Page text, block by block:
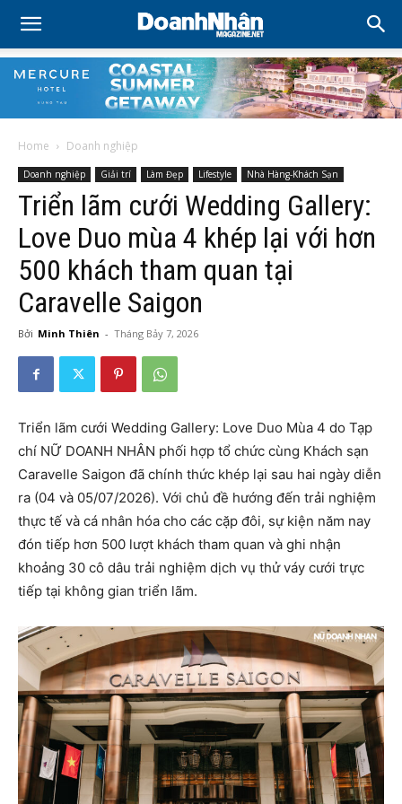
Home Doanh nghiệp
Doanh nghiệp Giải trí Làm Đẹp Lifestyle Nhà Hàng-Khách Sạn
Triển lãm cưới Wedding Gallery:
Love Duo mùa 4 khép lại với hơn
500 khách tham quan tại
Caravelle Saigon
Bởi Minh Thiên - Tháng Bảy 7, 2026
Triển lãm cưới Wedding Gallery: Love Duo Mùa 4 do Tạp
chí NỮ DOANH NHÂN phối hợp tổ chức cùng Khách sạn
Caravelle Saigon đã chính thức khép lại sau hai ngày diễn
ra (04 và 05/07/2026). Với chủ đề hướng đến trải nghiệm
thực tế và cá nhân hóa cho các cặp đôi, sự kiện năm nay
đón tiếp hơn 500 lượt khách tham quan và ghi nhận
khoảng 30 cô dâu trải nghiệm dịch vụ thử váy cưới trực
tiếp tại không gian triển lãm.